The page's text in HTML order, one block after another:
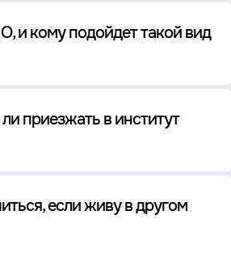
и кому подойдет такой вид
приезжать в институт
если живу в другом